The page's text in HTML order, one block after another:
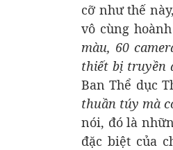
cỡ như thế
vô cùng
màu, 60
thiết bị truyền
Ban Thể dục
thuần túy mà
nói, đó là
đặc biệt của